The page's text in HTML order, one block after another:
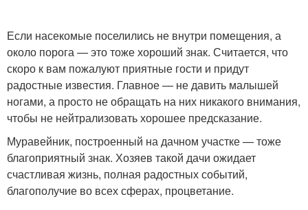
Если насекомые поселились не внутри помещения, а
около порога — это тоже хороший знак. Считается, что
скоро к вам пожалуют приятные гости и придут
радостные известия. Главное — не давить малышей
ногами, а просто не обращать на них никакого внимания,
чтобы не нейтрализовать хорошее предсказание.
Муравейник, построенный на дачном участке — тоже
благоприятный знак. Хозяев такой дачи ожидает
счастливая жизнь, полная радостных событий,
благополучие во всех сферах, процветание.